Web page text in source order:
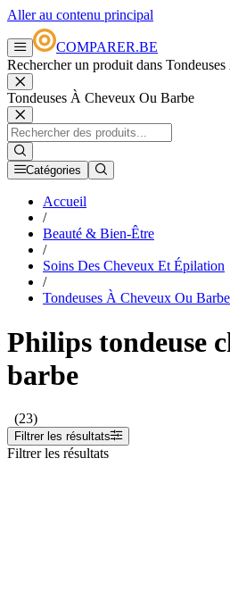
Aller au contenu principal
COMPARER.BE
Rechercher un produit dans
Tondeuses À Cheveux Ou Barbe
Catégories
Accueil
/
Beauté & Bien-Être
/
Soins Des Cheveux Et Épilation
/
Tondeuses À Cheveux Ou Barbe
Philips tondeuse
barbe
(23)
Filtrer les résultats
Filtrer les résultats